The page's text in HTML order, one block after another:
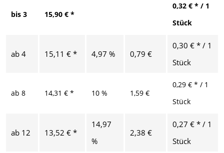
bis 3 15,90 € *
0,32 € * / 1
Stück
ab 4 15,11 € * 4,97 % 0,79 €
0,30 € * / 1
Stück
ab 8 14,31 € * 10 % 1,59 €
0,29 € * / 1
Stück
ab 12 13,52 € *
14,97
%
2,38 €
0,27 € * / 1
Stück